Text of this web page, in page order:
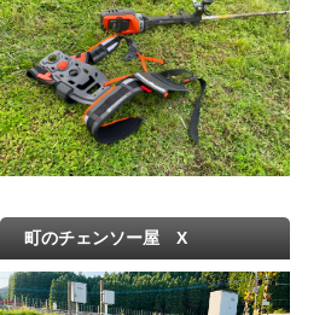
町のチェンソー屋 X